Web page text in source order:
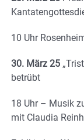
10 Uhr
30. März 25
betrübt
18 Uhr – Musik
mit Claudia